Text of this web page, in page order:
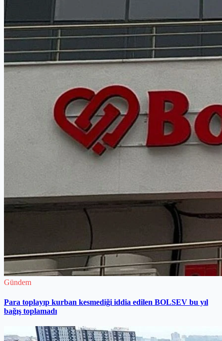
Gündem
Para toplayıp kurban kesmediği iddia edilen BOLSEV bu yıl
bağış toplamadı